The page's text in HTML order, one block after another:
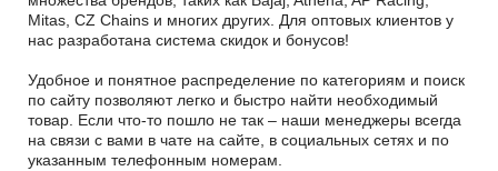
Mitas, CZ Chains и многих других. Для оптовых клиентов у
нас разработана система скидок и бонусов!
Удобное и понятное распределение по категориям и поиск
по сайту позволяют легко и быстро найти необходимый
товар. Если что-то пошло не так – наши менеджеры всегда
на связи с вами в чате на сайте, в социальных сетях и по
указанным телефонным номерам.